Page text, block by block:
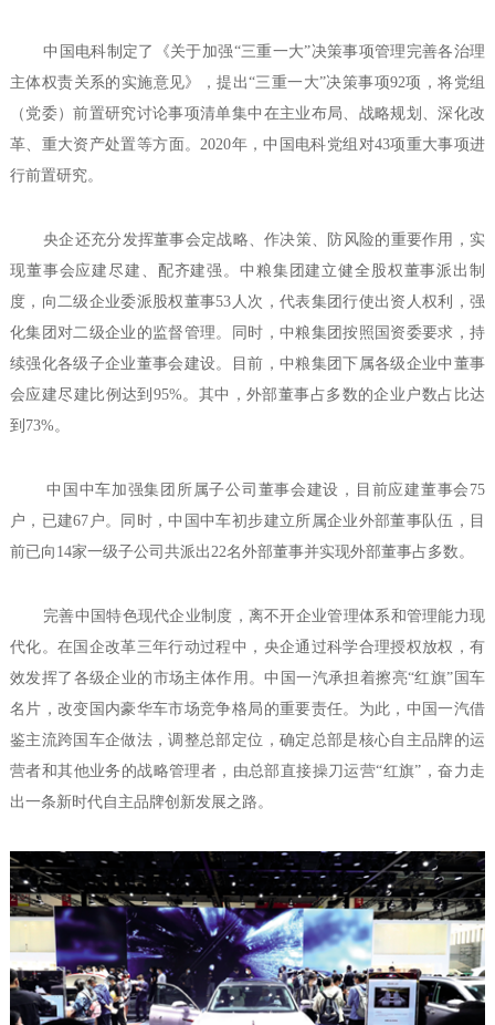
中国电科制定了《关于加强“三重一大”决策事项管理完善各治理
主体权责关系的实施意见》，提出“三重一大”决策事项92项，将党组
（党委）前置研究讨论事项清单集中在主业布局、战略规划、深化改
革、重大资产处置等方面。2020年，中国电科党组对43项重大事项进
行前置研究。
央企还充分发挥董事会定战略、作决策、防风险的重要作用，实
现董事会应建尽建、配齐建强。中粮集团建立健全股权董事派出制
度，向二级企业委派股权董事53人次，代表集团行使出资人权利，强
化集团对二级企业的监督管理。同时，中粮集团按照国资委要求，持
续强化各级子企业董事会建设。目前，中粮集团下属各级企业中董事
会应建尽建比例达到95%。其中，外部董事占多数的企业户数占比达
到73%。
中国中车加强集团所属子公司董事会建设，目前应建董事会75
户，已建67户。同时，中国中车初步建立所属企业外部董事队伍，目
前已向14家一级子公司共派出22名外部董事并实现外部董事占多数。
完善中国特色现代企业制度，离不开企业管理体系和管理能力现
代化。在国企改革三年行动过程中，央企通过科学合理授权放权，有
效发挥了各级企业的市场主体作用。中国一汽承担着擦亮“红旗”国车
名片，改变国内豪华车市场竞争格局的重要责任。为此，中国一汽借
鉴主流跨国车企做法，调整总部定位，确定总部是核心自主品牌的运
营者和其他业务的战略管理者，由总部直接操刀运营“红旗”，奋力走
出一条新时代自主品牌创新发展之路。